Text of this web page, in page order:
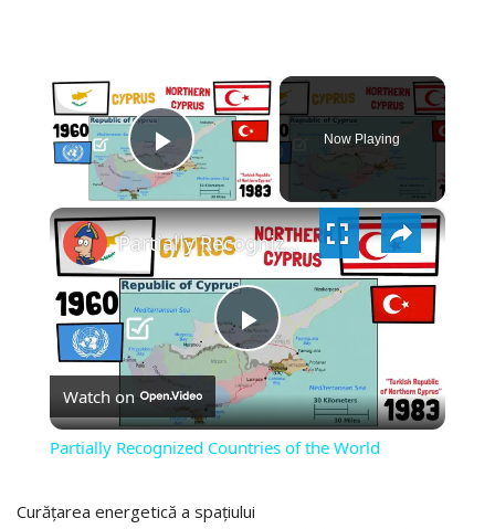
×
PLAY
VIDEO
Now Playing
×
PLAY
VIDEO
Partially Recognized Countries of the World
Watch on
Partially Recognized Countries of the World
Curățarea energetică a spațiului